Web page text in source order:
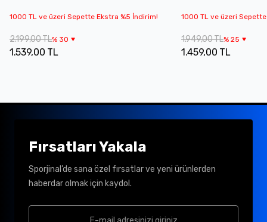
1000 TL ve üzeri Sepette Ekstra %5 İndirim!
2.199,00 TL% 30
1.539,00 TL
1000 TL ve üzeri
1.949,00 TL% 25
1.459,00 TL
Fırsatları Yakala
Sporjinal’de sana özel fırsatlar ve yeni ürünlerden
haberdar olmak için kaydol.